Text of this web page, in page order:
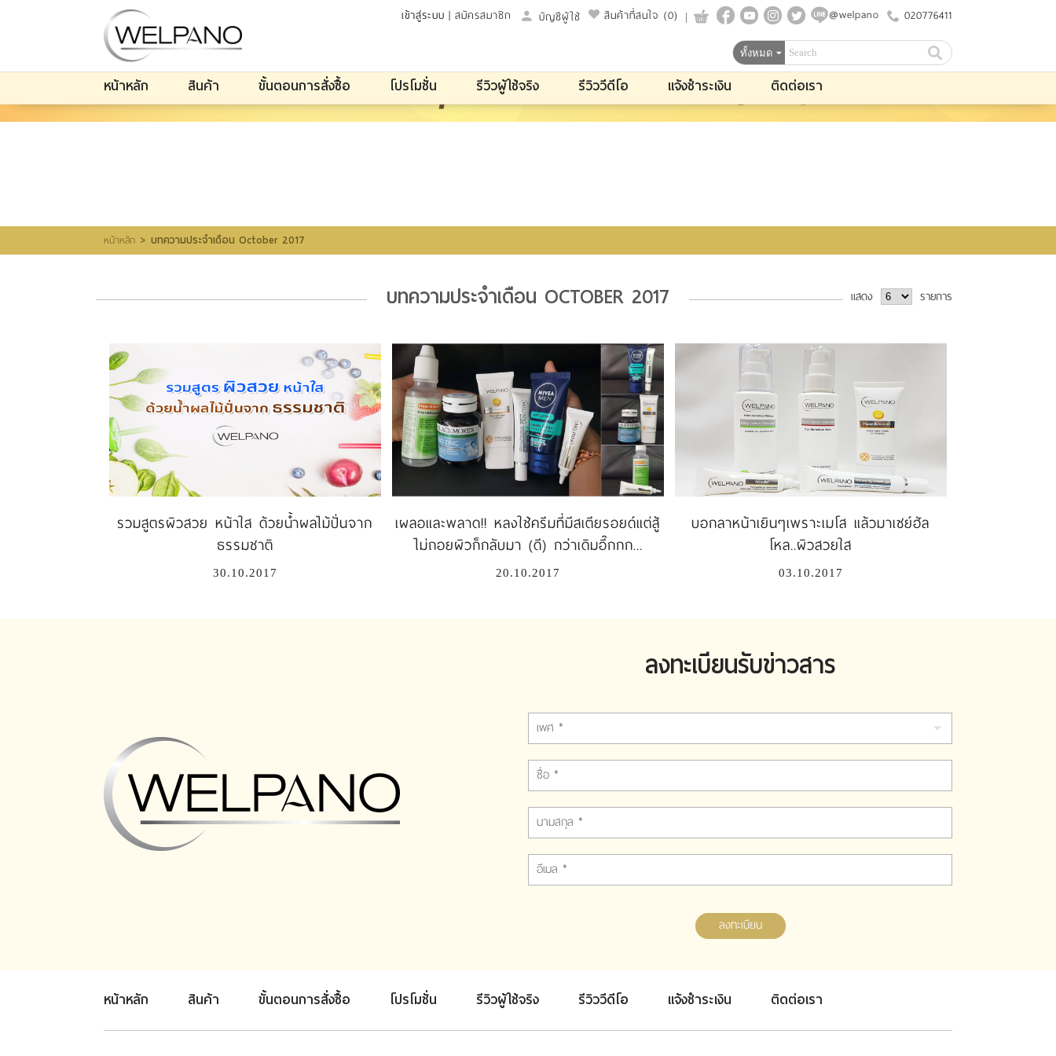
|
สมาชิก
สินค้าที่สนใจ(0)
รีวิววีดีโอ
แจ้งชำระเงิน
เข้าสู่ระบบ | สมัครสมาชิก บัญชีผู้ใช้ สินค้าที่สนใจ (0) @welpano 020776411
หน้าหลัก สินค้า ขั้นตอนการสั่งซื้อ โปรโมชั่น รีวิวผู้ใช้จริง รีวิววีดีโอ แจ้งชำระเงิน ติดต่อเรา
หน้าหลัก > บทความประจำเดือน October 2017
บทความประจำเดือน OCTOBER 2017 แสดง รายการ
รวมสูตรผิวสวย หน้าใส ด้วยน้ำผลไม้ปั่นจาก
ธรรมชาติ
30.10.2017
เผลอและพลาด!! หลงใช้ครีมที่มีสเตียรอยด์แต่สู้
ไม่ถอยผิวก็กลับมา (ดี) กว่าเดิมอี๊กกก...
20.10.2017
บอกลาหน้าเยินๆเพราะเมโส แล้วมาเซย์ฮัล
โหล..ผิวสวยใส
03.10.2017
ลงทะเบียนรับข่าวสาร
ลงทะเบียน
หน้าหลัก สินค้า ขั้นตอนการสั่งซื้อ โปรโมชั่น รีวิวผู้ใช้จริง รีวิววีดีโอ แจ้งชำระเงิน ติดต่อเรา